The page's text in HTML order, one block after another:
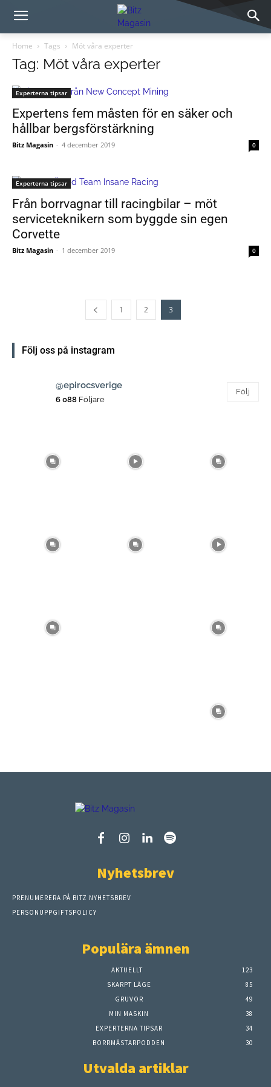
Home Tags Möt våra experter
Tag: Möt våra experter
Experterna tipsar
Expertens fem måsten för en säker och
hållbar bergsförstärkning
Bitz Magasin - 4 december 2019 0
Experterna tipsar
Från borrvagnar till racingbilar – möt
serviceteknikern som byggde sin egen
Corvette
Bitz Magasin - 1 december 2019 0
1 2 3
Följ oss på instagram
@epirocsverige
6 088 Följare
Följ
Nyhetsbrev
PRENUMERERA PÅ BITZ NYHETSBREV
PERSONUPPGIFTSPOLICY
Populära ämnen
AKTUELLT
123
SKARPT LÄGE
85
GRUVOR
49
MIN MASKIN
38
EXPERTERNA TIPSAR
34
BORRMÄSTARPODDEN
30
Utvalda artiklar